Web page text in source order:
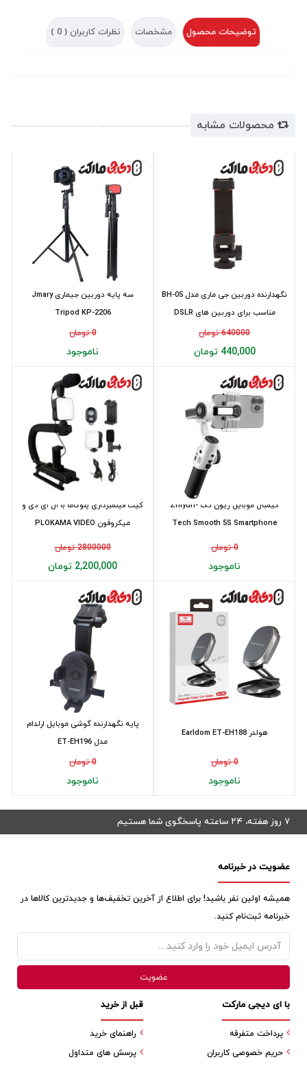
توضیحات محصول مشخصات نظرات کاربران ( 0
)
محصولات مشابه
سه پایه دوربین جیماری Jmary
Tripod KP-2206
0 تومان
ناموجود
نگهدارنده دوربین جی ماری مدل BH-05
مناسب برای دوربین های DSLR
640000 تومان
440,000 تومان
کیت فیلمبرداری پلوکاما با ال ای دی و
میکروفون PLOKAMA VIDEO
MAKING P...
2800000 تومان
2,200,000 تومان
گیمبال موبایل ژیون تک Zhiyun-
Tech Smooth 5S Smartphone
Gimbal
0 تومان
ناموجود
پایه نگهدارنده گوشی موبایل ارلدام
مدل ET-EH196
0 تومان
ناموجود
هولدر Earldom ET-EH188
0 تومان
ناموجود
۷ روز هفته، ۲۴ ساعته پاسخگوی شما هستیم
عضویت در خبرنامه
همیشه اولین نفر باشید! برای اطلاع از آخرین تخفیف‌ها و جدیدترین کالاها در
خبرنامه ثبت‌نام کنید.
قبل از خرید
راهنمای خرید
پرسش های متداول
با ای دیجی مارکت
پرداخت متفرقه
حریم خصوصی کاربران